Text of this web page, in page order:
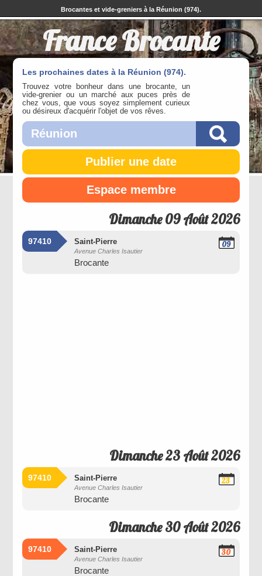
Brocantes et vide-greniers à la Réunion (974).
France Brocante
Les prochaines dates à la Réunion (974).
Trouvez votre bonheur dans une brocante, un
vide-grenier ou un marché aux puces près de
chez vous, que vous soyez simplement curieux
ou désireux d'acquérir l'objet de vos rêves.
Publier une date
Espace membre
Dimanche 09 Août 2026
97410 Saint-Pierre
Avenue Charles Isautier
Brocante
09
Dimanche 23 Août 2026
97410 Saint-Pierre
Avenue Charles Isautier
Brocante
23
Dimanche 30 Août 2026
97410 Saint-Pierre
Avenue Charles Isautier
Brocante
30